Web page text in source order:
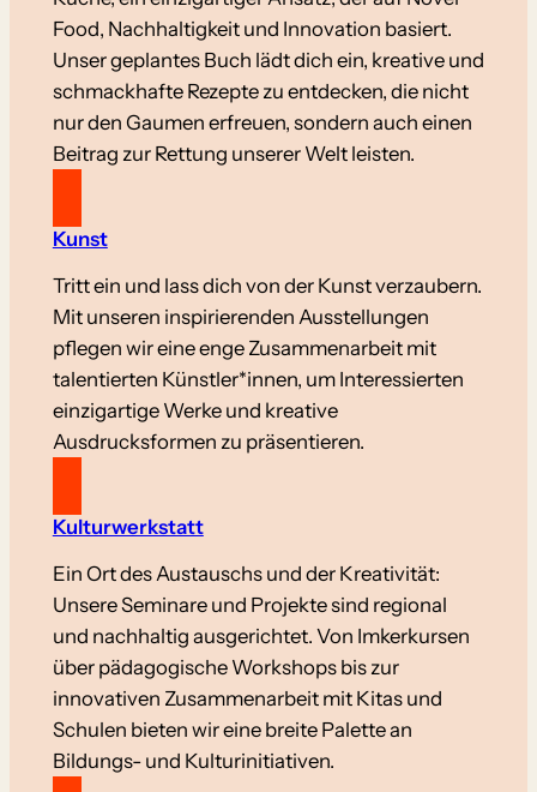
Food, Nachhaltigkeit und Innovation basiert.
Unser geplantes Buch lädt dich ein, kreative und
schmackhafte Rezepte zu entdecken, die nicht
nur den Gaumen erfreuen, sondern auch einen
Beitrag zur Rettung unserer Welt leisten.
Kunst
Tritt ein und lass dich von der Kunst verzaubern.
Mit unseren inspirierenden Ausstellungen
pflegen wir eine enge Zusammenarbeit mit
talentierten Künstler*innen, um Interessierten
einzigartige Werke und kreative
Ausdrucksformen zu präsentieren.
Kulturwerkstatt
Ein Ort des Austauschs und der Kreativität:
Unsere Seminare und Projekte sind regional
und nachhaltig ausgerichtet. Von Imkerkursen
über pädagogische Workshops bis zur
innovativen Zusammenarbeit mit Kitas und
Schulen bieten wir eine breite Palette an
Bildungs- und Kulturinitiativen.